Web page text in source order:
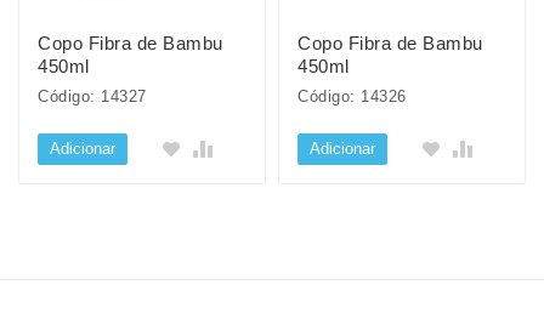
Copo Fibra de Bambu
450ml
Código: 14327
Adicionar
Copo Fibra de Bambu
450ml
Código: 14326
Adicionar